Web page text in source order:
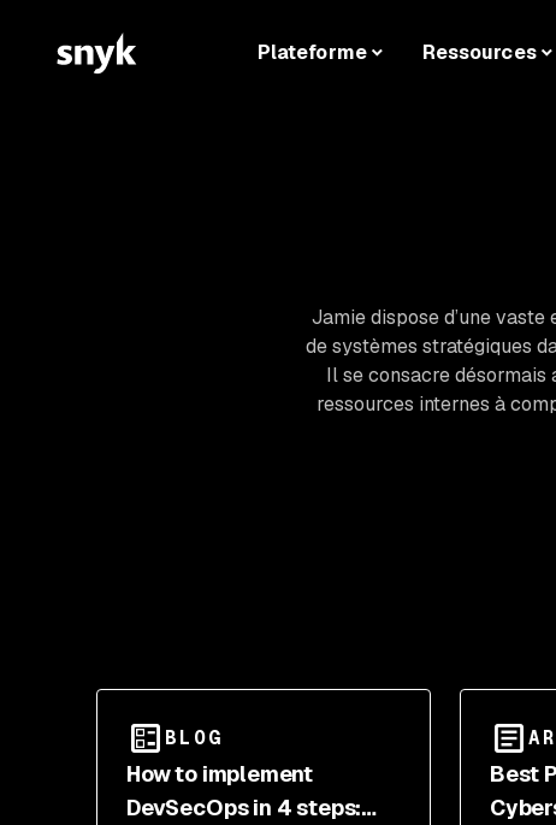
Plateforme Ressources
Jamie dispose d’une
de systèmes stratégiques
Il se consacre
ressources internes à
BLOG
How to implement
DevSecOps in 4 steps:
Best